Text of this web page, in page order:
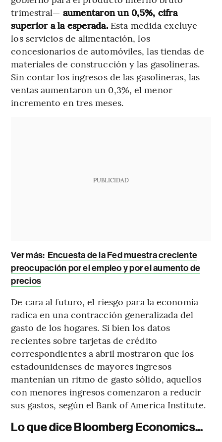
trimestral— aumentaron un 0,5%, cifra
superior a la esperada. Esta medida excluye
los servicios de alimentación, los
concesionarios de automóviles, las tiendas de
materiales de construcción y las gasolineras.
Sin contar los ingresos de las gasolineras, las
ventas aumentaron un 0,3%, el menor
incremento en tres meses.
PUBLICIDAD
Ver más: Encuesta de la Fed muestra creciente
preocupación por el empleo y por el aumento de
precios
De cara al futuro, el riesgo para la economía
radica en una contracción generalizada del
gasto de los hogares. Si bien los datos
recientes sobre tarjetas de crédito
correspondientes a abril mostraron que los
estadounidenses de mayores ingresos
mantenían un ritmo de gasto sólido, aquellos
con menores ingresos comenzaron a reducir
sus gastos, según el Bank of America Institute.
Lo que dice Bloomberg Economics...